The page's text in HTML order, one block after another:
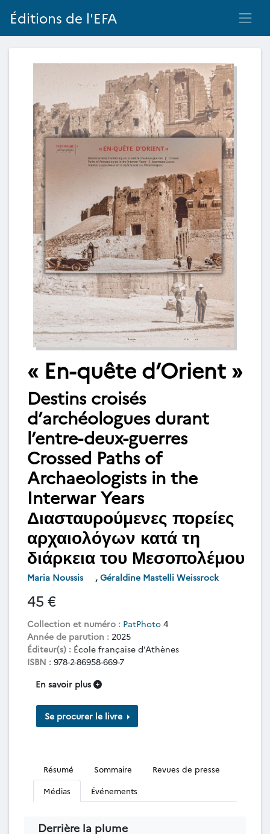
Éditions de l'EFA
« En-quête d’Orient »
Destins croisés
d’archéologues durant
l’entre-deux-guerres
Crossed Paths of
Archaeologists in the
Interwar Years
Διασταυρούμενες πορείες
αρχαιολόγων κατά τη
διάρκεια του Μεσοπολέμου
Maria Noussis , Géraldine Mastelli Weissrock
45 €
Collection et numéro : PatPhoto 4
Année de parution : 2025
Éditeur(s) : École française d’Athènes
ISBN : 978-2-86958-669-7
En savoir plus
Se procurer le livre
Résumé Sommaire
Revues de presse
Médias
Événements
Derrière la plume